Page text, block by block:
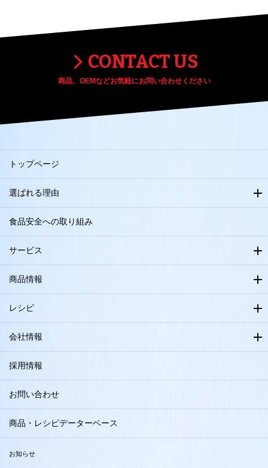
CONTACT US
商品、OEMなどお気軽にお問い合わせください
トップページ
選ばれる理由
食品安全への取り組み
サービス
商品情報
レシピ
会社情報
採用情報
お問い合わせ
商品・レシピデーターベース
お知らせ